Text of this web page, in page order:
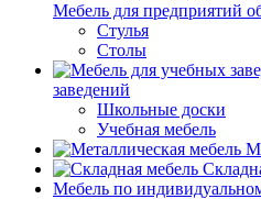
Мебель для предприятий
Стулья
Столы
заведений
Школьные доски
Учебная мебель
Мебель по